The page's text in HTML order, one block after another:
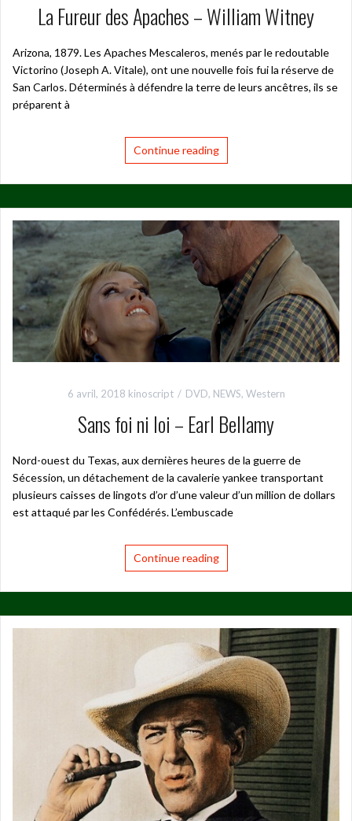
La Fureur des Apaches – William Witney
Arizona, 1879. Les Apaches Mescaleros, menés par le redoutable
Victorino (Joseph A. Vitale), ont une nouvelle fois fui la réserve de
San Carlos. Déterminés à défendre la terre de leurs ancêtres, ils se
préparent à
Continue reading
6 avril, 2018 kinoscript DVD, NEWS, Western
Sans foi ni loi – Earl Bellamy
Nord-ouest du Texas, aux dernières heures de la guerre de
Sécession, un détachement de la cavalerie yankee transportant
plusieurs caisses de lingots d’or d’une valeur d’un million de dollars
est attaqué par les Confédérés. L’embuscade
Continue reading